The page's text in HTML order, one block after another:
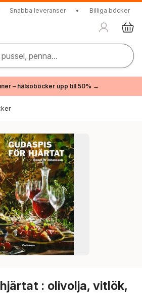
Snabba leveranser • Billiga böcker
penna...
– hälsoböcker upp till 50% →
: olivolja, vitlök,